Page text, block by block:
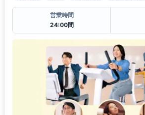
営業時間
24:00間